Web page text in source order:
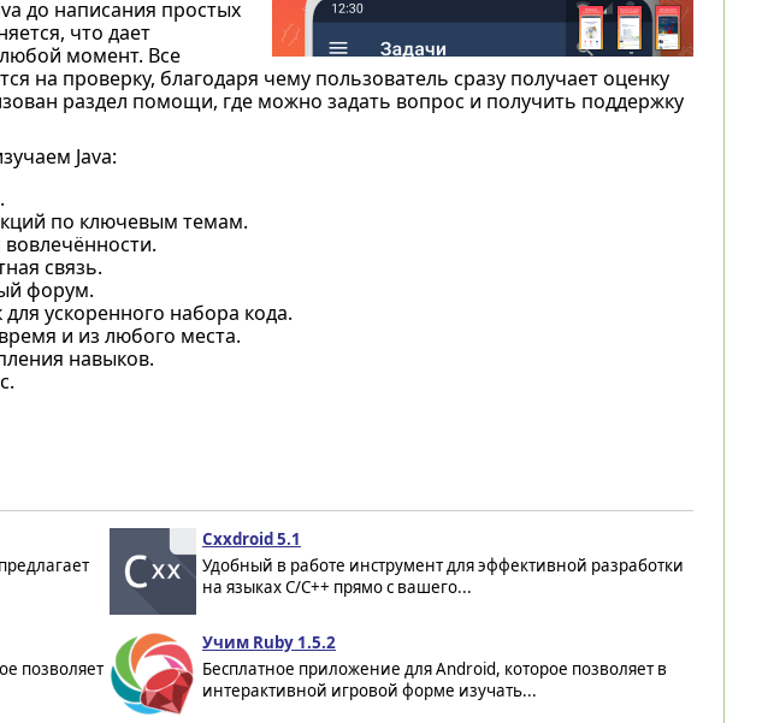
до написания простых
что дает
момент. Все
на проверку, благодаря чему пользователь сразу получает оценку
раздел помощи, где можно задать вопрос и получить поддержку
Java:
по ключевым темам.
связь.
форум.
ускоренного набора кода.
и из любого места.
навыков.
Cxxdroid 5.1
Удобный в работе инструмент для эффективной разработки
на языках C/C++ прямо с вашего...
позволяет
Учим Ruby 1.5.2
Бесплатное приложение для Android, которое позволяет в
интерактивной игровой форме изучать...